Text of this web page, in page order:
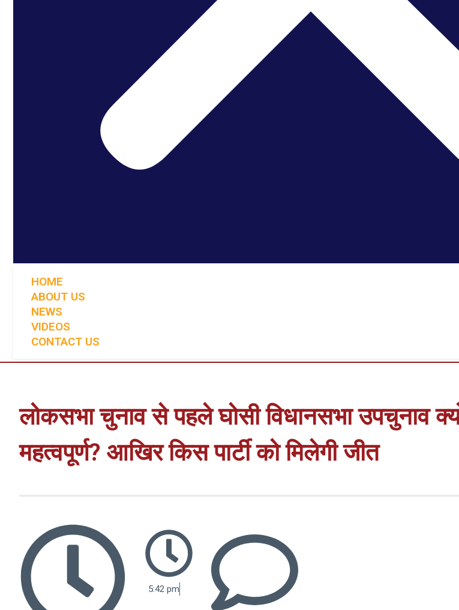
HOME
ABOUT US
NEWS
VIDEOS
CONTACT US
लोकसभा चुनाव से पहले घोसी विधानसभा उपचुनाव
महत्वपूर्ण? आखिर किस पार्टी को मिलेगी जीत
5:42 pm